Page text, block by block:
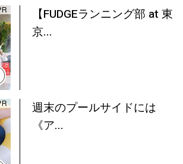
【FUDGEランニング部 at 東
京...
週末のプールサイドには
《ア...